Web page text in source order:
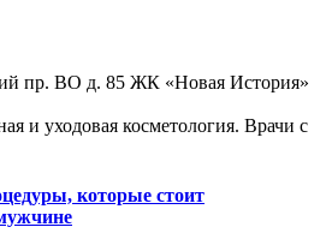
пр. ВО д. 85 ЖК «Новая История»
и уходовая косметология. Врачи с
которые стоит